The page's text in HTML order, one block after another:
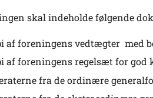
skal indeholde følgende
af foreningens vedtægter med
af foreningens regelsæt for god
fra de ordinære